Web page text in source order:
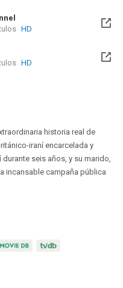
HD
Abr 2029 (Quedan 2 años)
HD
historia real de
iraní encarcelada y
seis años, y su marido,
incansable campaña pública